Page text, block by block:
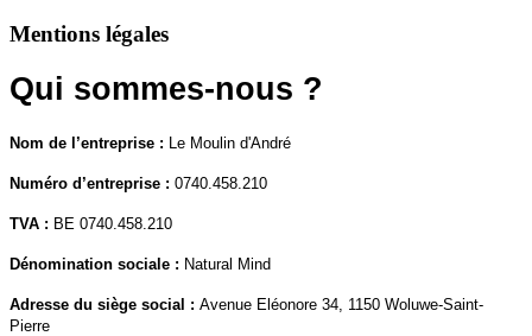
Mentions légales
Qui sommes-nous ?
Nom de l’entreprise : Le Moulin d'André
Numéro d’entreprise : 0740.458.210
TVA : BE 0740.458.210
Dénomination sociale : Natural Mind
Adresse du siège social : Avenue Eléonore 34, 1150 Woluwe-Saint-
Pierre